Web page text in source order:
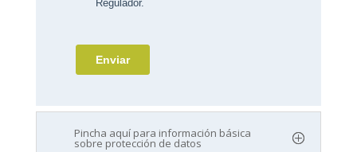
Pincha aquí para información básica
sobre protección de datos